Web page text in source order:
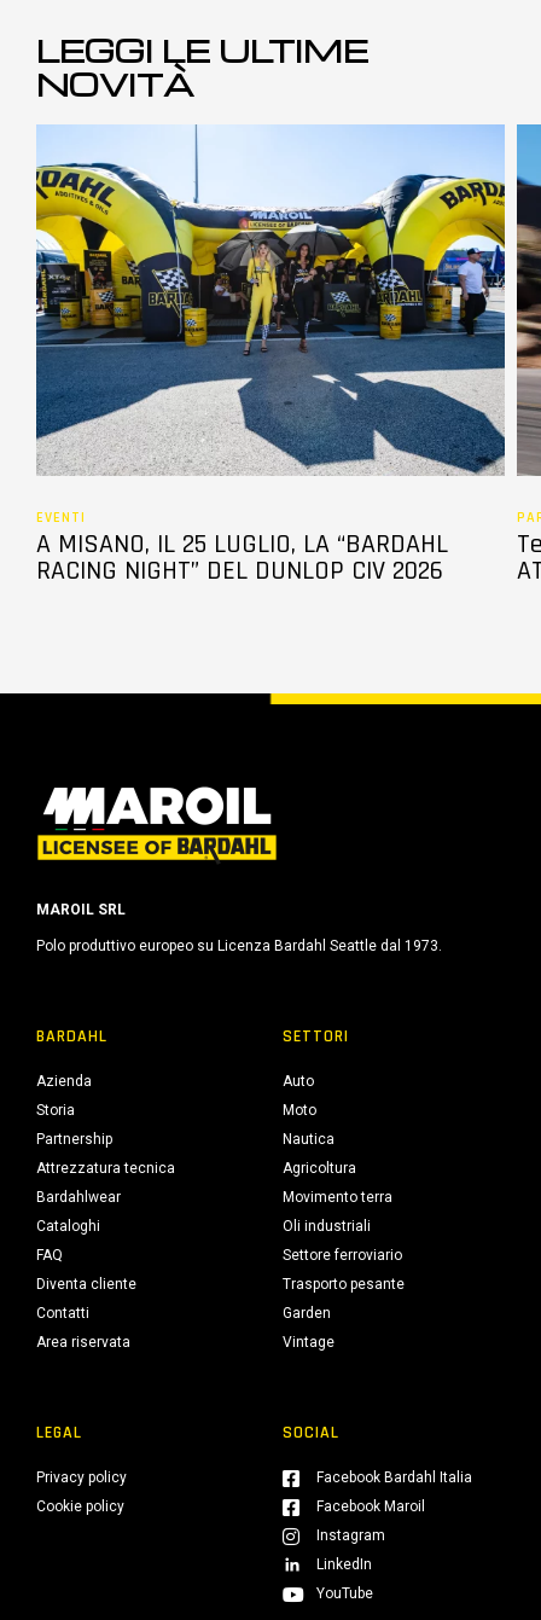
LEGGI LE ULTIME
NOVITÀ
EVENTI
A MISANO, IL 25 LUGLIO, LA “BARDAHL
RACING NIGHT” DEL DUNLOP CIV 2026
MAROIL SRL
Polo produttivo europeo su Licenza Bardahl Seattle dal 1973.
BARDAHL
Azienda
Storia
Partnership
Attrezzatura tecnica
Bardahlwear
Cataloghi
FAQ
Diventa cliente
Contatti
Area riservata
SETTORI
Auto
Moto
Nautica
Agricoltura
Movimento terra
Oli industriali
Settore ferroviario
Trasporto pesante
Garden
Vintage
LEGAL
Privacy policy
Cookie policy
SOCIAL
Facebook Bardahl Italia
Facebook Maroil
Instagram
LinkedIn
YouTube